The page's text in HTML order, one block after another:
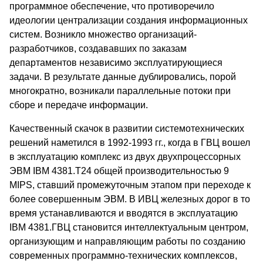
программное обеспечение, что противоречило
идеологии централизации создания информационных
систем. Возникло множество организаций-
разработчиков, создававших по заказам
департаментов независимо эксплуатирующиеся
задачи. В результате данные дублировались, порой
многократно, возникали параллельные потоки при
сборе и передаче информации.
Качественный скачок в развитии системотехнических
решений наметился в 1992-1993 гг., когда в ГВЦ вошел
в эксплуатацию комплекс из двух двухпроцессорных
ЭВМ IВМ 4381.Т24 общей производительностью 9
MIPS, ставший промежуточным этапом при переходе к
более совершенным ЭВМ. В ИВЦ железных дорог в то
время устанавливаются и вводятся в эксплуатацию
IВМ 4381.ГВЦ становится интеллектуальным центром,
организующим и направляющим работы по созданию
современных программно-технических комплексов,